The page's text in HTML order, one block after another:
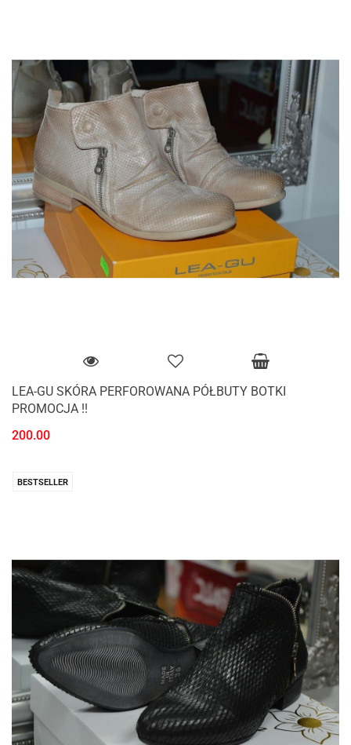
LEA-GU SKÓRA PERFOROWANA PÓŁBUTY BOTKI
PROMOCJA !!
200.00
BESTSELLER